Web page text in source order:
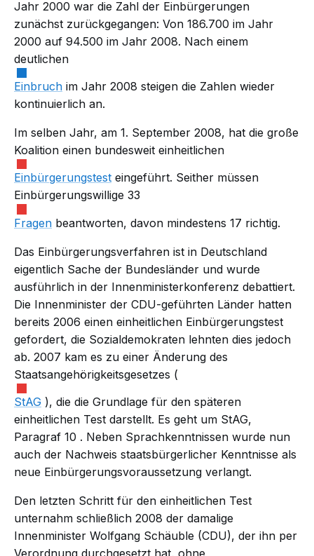
Jahr 2000 war die Zahl der Einbürgerungen
zunächst zurückgegangen: Von 186.700 im Jahr
2000 auf 94.500 im Jahr 2008. Nach einem
deutlichen
Einbruch im Jahr 2008 steigen die Zahlen wieder
kontinuierlich an.
Im selben Jahr, am 1. September 2008, hat die große
Koalition einen bundesweit einheitlichen
Einbürgerungstest eingeführt. Seither müssen
Einbürgerungswillige 33
Fragen beantworten, davon mindestens 17 richtig.
Das Einbürgerungsverfahren ist in Deutschland
eigentlich Sache der Bundesländer und wurde
ausführlich in der Innenministerkonferenz debattiert.
Die Innenminister der CDU-geführten Länder hatten
bereits 2006 einen einheitlichen Einbürgerungstest
gefordert, die Sozialdemokraten lehnten dies jedoch
ab. 2007 kam es zu einer Änderung des
Staatsangehörigkeitsgesetzes (
StAG ), die die Grundlage für den späteren
einheitlichen Test darstellt. Es geht um StAG,
Paragraf 10 . Neben Sprachkenntnissen wurde nun
auch der Nachweis staatsbürgerlicher Kenntnisse als
neue Einbürgerungsvoraussetzung verlangt.
Den letzten Schritt für den einheitlichen Test
unternahm schließlich 2008 der damalige
Innenminister Wolfgang Schäuble (CDU), der ihn per